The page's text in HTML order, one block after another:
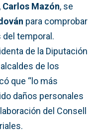
Carlos Mazón, se
para comprobar
temporal.
de la Diputación
de los
que “lo más
daños personales
del Consell